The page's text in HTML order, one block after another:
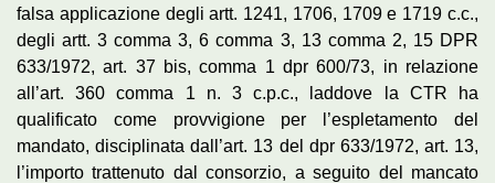
falsa applicazione degli artt. 1241, 1706, 1709 e 1719 c.c.,
degli artt. 3 comma 3, 6 comma 3, 13 comma 2, 15 DPR
633/1972, art. 37 bis, comma 1 dpr 600/73, in relazione
all’art. 360 comma 1 n. 3 c.p.c., laddove la CTR ha
qualificato come provvigione per l’espletamento del
mandato, disciplinata dall’art. 13 del dpr 633/1972, art. 13,
l’importo trattenuto dal consorzio, a seguito del mancato